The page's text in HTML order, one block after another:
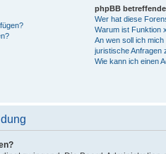
phpBB
Wer hat diese
Warum ist Funktion
An wen soll ich
juristische Anfragen
Wie kann ich einen